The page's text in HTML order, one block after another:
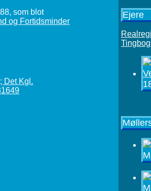
som blot
og Fortidsminder
Ejere